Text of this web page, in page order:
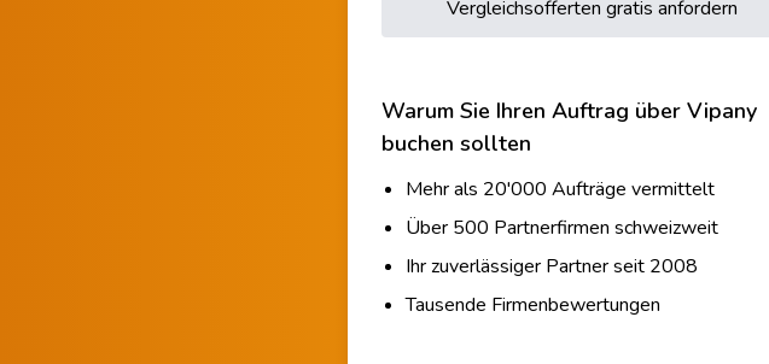
Vergleichsofferten gratis anfordern
Warum Sie Ihren Auftrag über Vipany
buchen sollten
Mehr als 20'000 Aufträge vermittelt
Über 500 Partnerfirmen schweizweit
Ihr zuverlässiger Partner seit 2008
Tausende Firmenbewertungen